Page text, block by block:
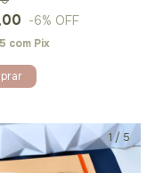
-6% OFF
com Pix
1/ 5